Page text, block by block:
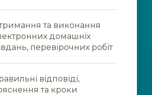
та виконання
домашніх
перевірочних робіт
відповіді,
та кроки